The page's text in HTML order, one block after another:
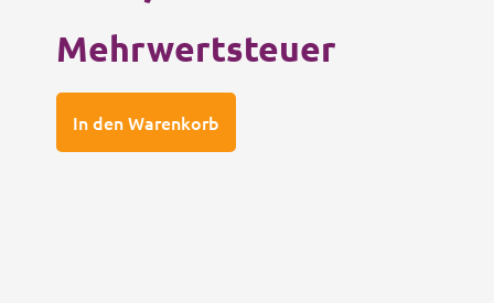
Mehrwertsteuer
In den Warenkorb